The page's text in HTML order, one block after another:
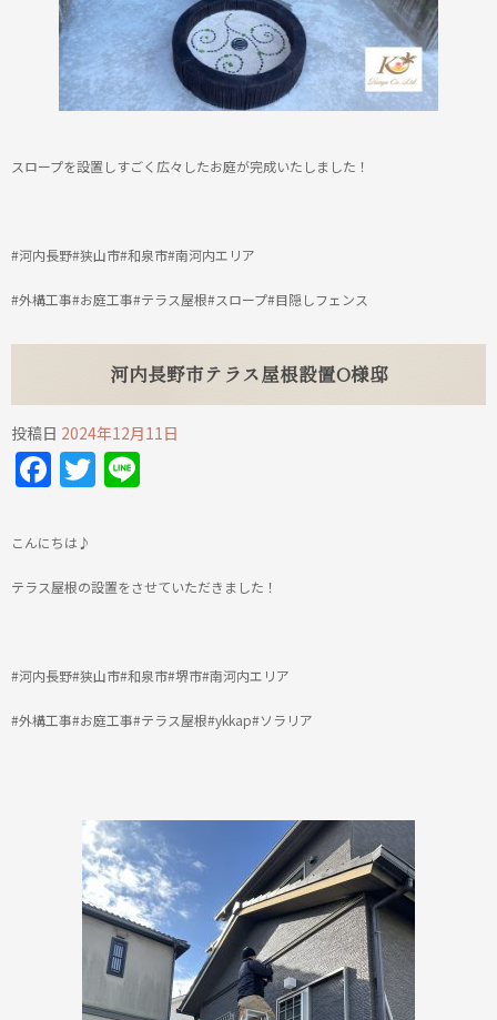
スロープを設置しすごく広々したお庭が完成いたしました！
#河内長野#狭山市#和泉市#南河内エリア
#外構工事#お庭工事#テラス屋根#スロープ#目隠しフェンス
河内長野市テラス屋根設置O様邸
投稿日 2024年12月11日
Facebook
Twitter
こんにちは♪
テラス屋根の設置をさせていただきました！
#河内長野#狭山市#和泉市#堺市#南河内エリア
#外構工事#お庭工事#テラス屋根#ykkap#ソラリア